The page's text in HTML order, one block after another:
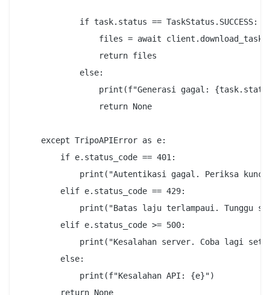
            if task.status == TaskStatus.SUCCESS:
files = await
                return files
            else:
print(f"Generasi gagal:
                return None
    except TripoAPIError as e:
        if e.status_code == 401:
print("Autentikasi gagal. Periksa
        elif e.status_code == 429:
print("Batas laju terlampaui. Tunggu
        elif e.status_code >= 500:
print("Kesalahan server. Coba lagi
        else:
            print(f"Kesalahan API: {e}")